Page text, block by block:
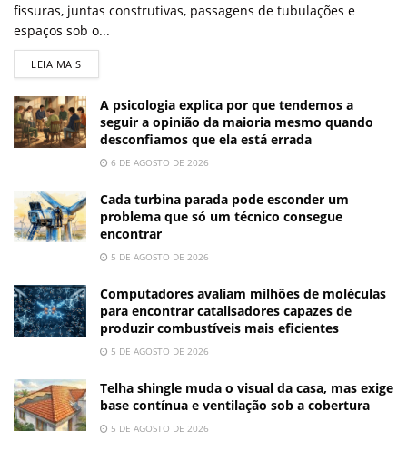
fissuras, juntas construtivas, passagens de tubulações e
espaços sob o...
LEIA MAIS
A psicologia explica por que tendemos a
seguir a opinião da maioria mesmo quando
desconfiamos que ela está errada
6 DE AGOSTO DE 2026
Cada turbina parada pode esconder um
problema que só um técnico consegue
encontrar
5 DE AGOSTO DE 2026
Computadores avaliam milhões de moléculas
para encontrar catalisadores capazes de
produzir combustíveis mais eficientes
5 DE AGOSTO DE 2026
Telha shingle muda o visual da casa, mas exige
base contínua e ventilação sob a cobertura
5 DE AGOSTO DE 2026